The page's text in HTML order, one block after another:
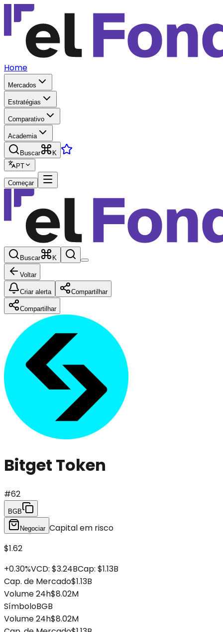
Home
Mercados
Estratégias
Comparativo
Academia
Buscar
K
PT
Começar
Buscar K
Voltar
Criar alerta Compartilhar
Compartilhar
Bitget Token
#62
BGB
Negociar Capital em risco
$1.62
+0.30%VCD: $3.24BCap: $1.13B
Cap. de Mercado$1.13B
Volume 24h$8.02M
SímboloBGB
Volume 24h$8.02M